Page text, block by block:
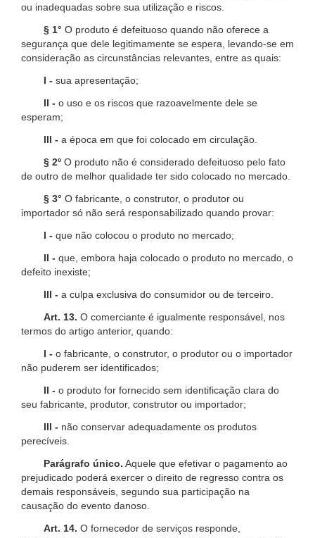
ou inadequadas sobre sua utilização e riscos.
§ 1° O produto é defeituoso quando não oferece a
segurança que dele legitimamente se espera, levando-se em
consideração as circunstâncias relevantes, entre as quais:
I - sua apresentação;
II - o uso e os riscos que razoavelmente dele se
esperam;
III - a época em que foi colocado em circulação.
§ 2º O produto não é considerado defeituoso pelo fato
de outro de melhor qualidade ter sido colocado no mercado.
§ 3° O fabricante, o construtor, o produtor ou
importador só não será responsabilizado quando provar:
I - que não colocou o produto no mercado;
II - que, embora haja colocado o produto no mercado, o
defeito inexiste;
III - a culpa exclusiva do consumidor ou de terceiro.
Art. 13. O comerciante é igualmente responsável, nos
termos do artigo anterior, quando:
I - o fabricante, o construtor, o produtor ou o importador
não puderem ser identificados;
II - o produto for fornecido sem identificação clara do
seu fabricante, produtor, construtor ou importador;
III - não conservar adequadamente os produtos
perecíveis.
Parágrafo único. Aquele que efetivar o pagamento ao
prejudicado poderá exercer o direito de regresso contra os
demais responsáveis, segundo sua participação na
causação do evento danoso.
Art. 14. O fornecedor de serviços responde,